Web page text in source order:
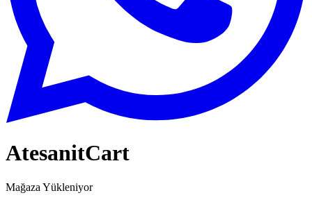
AtesanitCart
Mağaza Yükleniyor